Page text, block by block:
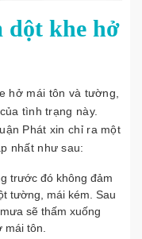
dột khe hở
hở mái tôn và tường,
tình trạng này.
Phát xin chỉ ra một
nhất như sau:
trước đó không đảm
tường, mái kém. Sau
sẽ thấm xuống
tôn.